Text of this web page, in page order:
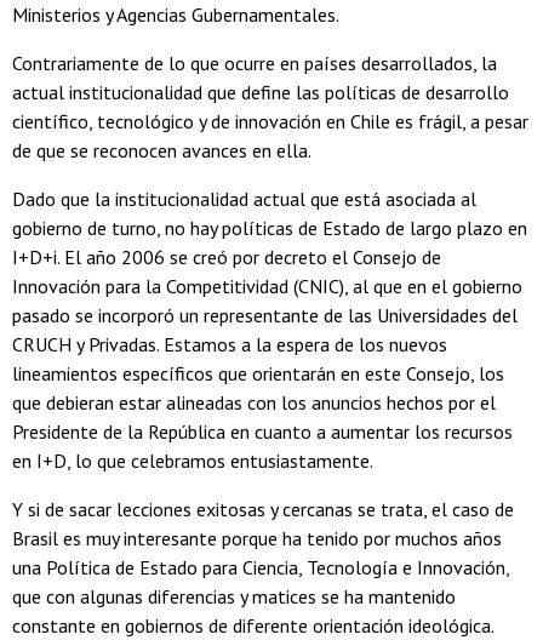
Ministerios y Agencias Gubernamentales.
Contrariamente de lo que ocurre en países desarrollados, la
actual institucionalidad que define las políticas de desarrollo
científico, tecnológico y de innovación en Chile es frágil, a pesar
de que se reconocen avances en ella.
Dado que la institucionalidad actual que está asociada al
gobierno de turno, no hay políticas de Estado de largo plazo en
I+D+i. El año 2006 se creó por decreto el Consejo de
Innovación para la Competitividad (CNIC), al que en el gobierno
pasado se incorporó un representante de las Universidades del
CRUCH y Privadas. Estamos a la espera de los nuevos
lineamientos específicos que orientarán en este Consejo, los
que debieran estar alineadas con los anuncios hechos por el
Presidente de la República en cuanto a aumentar los recursos
en I+D, lo que celebramos entusiastamente.
Y si de sacar lecciones exitosas y cercanas se trata, el caso de
Brasil es muy interesante porque ha tenido por muchos años
una Política de Estado para Ciencia, Tecnología e Innovación,
que con algunas diferencias y matices se ha mantenido
constante en gobiernos de diferente orientación ideológica.